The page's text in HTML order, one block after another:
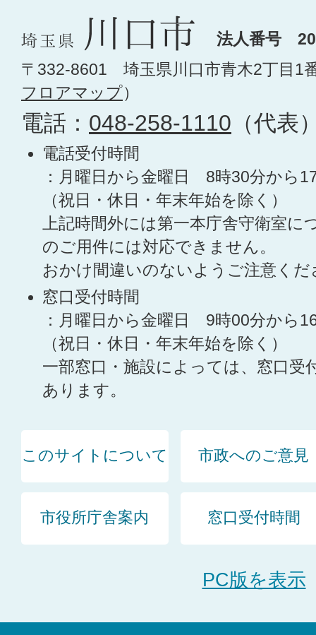
法人番号
〒332-8601 埼玉県川口市青木2丁目1
フロアマップ）
電話： 048-258-1110 （代表
電話受付時間
：月曜日から金曜日 8時30分から
（祝日・休日・年末年始を除く）
上記時間外には第一本庁舎守衛室に
のご用件には対応できません。
おかけ間違いのないようご注意くだ
窓口受付時間
：月曜日から金曜日 9時00分から
（祝日・休日・年末年始を除く）
一部窓口・施設によっては、窓口受
あります。
このサイトについて 市政へのご意見
市役所庁舎案内 窓口受付時間
PC版を表示